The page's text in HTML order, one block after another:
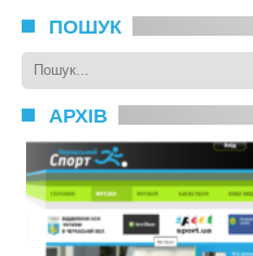
ПОШУК
АРХІВ